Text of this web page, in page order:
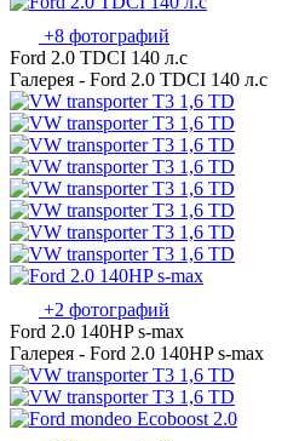
+8 фотографий
Ford 2.0 TDCI 140 л.с
Галерея - Ford 2.0 TDCI 140 л.с
+2 фотографий
Ford 2.0 140HP s-max
Галерея - Ford 2.0 140HP s-max